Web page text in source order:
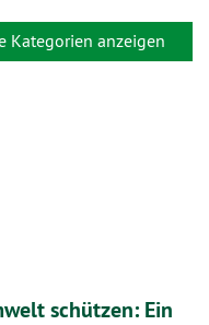
Kategorien anzeigen
schützen: Ein